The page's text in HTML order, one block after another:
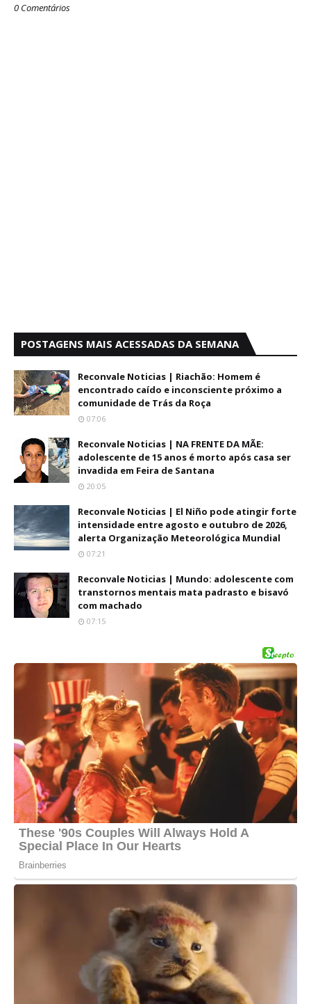
0 Comentários
POSTAGENS MAIS ACESSADAS DA SEMANA
Reconvale Noticias | Riachão: Homem é
encontrado caído e inconsciente próximo a
comunidade de Trás da Roça
07:06
Reconvale Noticias | NA FRENTE DA MÃE:
adolescente de 15 anos é morto após casa ser
invadida em Feira de Santana
20:05
Reconvale Noticias | El Niño pode atingir forte
intensidade entre agosto e outubro de 2026,
alerta Organização Meteorológica Mundial
07:21
Reconvale Noticias | Mundo: adolescente com
transtornos mentais mata padrasto e bisavó
com machado
07:15